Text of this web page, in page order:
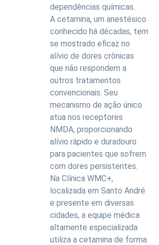
dependências químicas.
A cetamina, um anestésico
conhecido há décadas, tem
se mostrado eficaz no
alívio de dores crônicas
que não respondem a
outros tratamentos
convencionais. Seu
mecanismo de ação único
atua nos receptores
NMDA, proporcionando
alívio rápido e duradouro
para pacientes que sofrem
com dores persistentes.
Na Clínica WMC+,
localizada em Santo André
e presente em diversas
cidades, a equipe médica
altamente especializada
utiliza a cetamina de forma